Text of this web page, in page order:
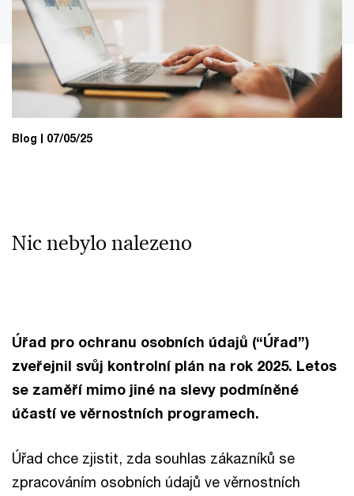
Blog 07/05/25
Nic nebylo nalezeno
Úřad pro ochranu osobních údajů (“Úřad”)
zveřejnil svůj kontrolní plán na rok 2025. Letos
se zaměří mimo jiné na slevy podmíněné
účastí ve věrnostních programech.
Úřad chce zjistit, zda souhlas zákazníků se
zpracováním osobních údajů ve věrnostních